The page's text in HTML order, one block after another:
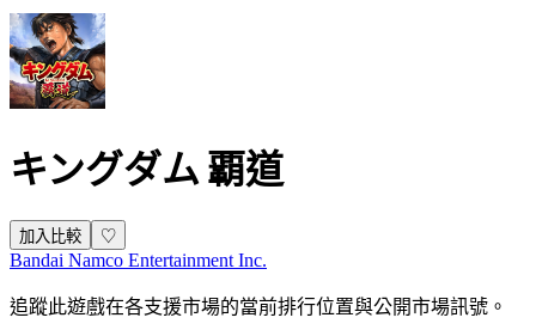
キングダム 覇道
加入比較 ♡
Bandai Namco Entertainment Inc.
追蹤此遊戲在各支援市場的當前排行位置與公開市場訊號。